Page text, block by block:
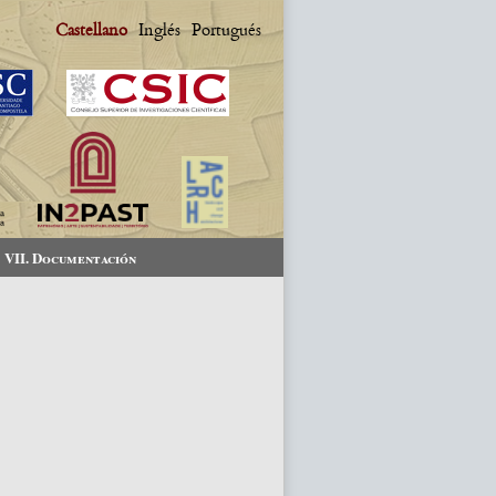
Castellano Inglés Portugués
VII. Documentación